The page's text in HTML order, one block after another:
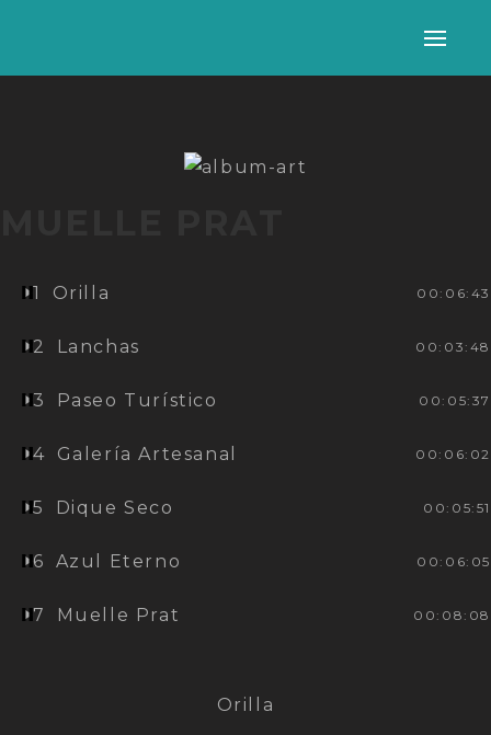
1 Orilla 00:06:43
2 Lanchas 00:03:48
3 Paseo Turístico 00:05:37
4 Galería Artesanal 00:06:02
5 Dique Seco 00:05:51
6 Azul Eterno 00:06:05
7 Muelle Prat 00:08:08
Orilla